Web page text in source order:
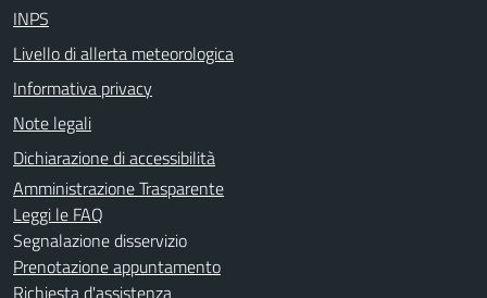
INPS
Livello di allerta meteorologica
Informativa privacy
Note legali
Dichiarazione di accessibilità
Amministrazione Trasparente
Leggi le FAQ
Segnalazione disservizio
Prenotazione appuntamento
Richiesta d'assistenza